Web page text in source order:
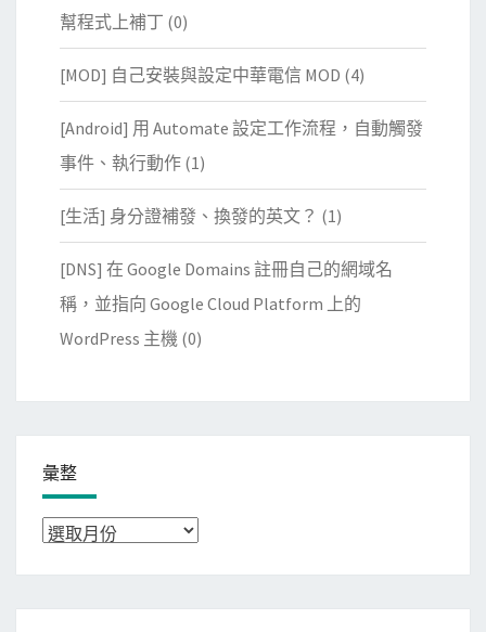
幫程式上補丁 (0)
[MOD] 自己安裝與設定中華電信 MOD (4)
[Android] 用 Automate 設定工作流程，自動觸發
事件、執行動作 (1)
[生活] 身分證補發、換發的英文？ (1)
[DNS] 在 Google Domains 註冊自己的網域名
稱，並指向 Google Cloud Platform 上的
WordPress 主機 (0)
彙整
彙